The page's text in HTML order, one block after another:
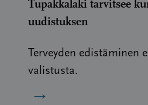
Tupakkalaki tarvitsee
uudistuksen
Terveyden edistäminen
valistusta.
→